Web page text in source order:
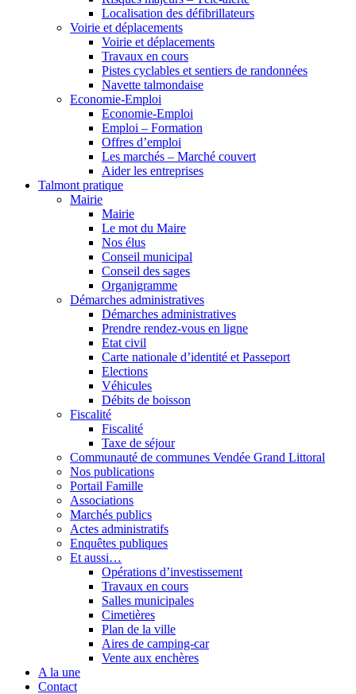
Localisation des défibrillateurs
Voirie et déplacements
Voirie et déplacements
Travaux en cours
Pistes cyclables et sentiers de randonnées
Navette talmondaise
Economie-Emploi
Economie-Emploi
Emploi – Formation
Offres d’emploi
Les marchés – Marché couvert
Aider les entreprises
Talmont pratique
Mairie
Mairie
Le mot du Maire
Nos élus
Conseil municipal
Conseil des sages
Organigramme
Démarches administratives
Démarches administratives
Prendre rendez-vous en ligne
Etat civil
Carte nationale d’identité et Passeport
Elections
Véhicules
Débits de boisson
Fiscalité
Fiscalité
Taxe de séjour
Communauté de communes Vendée Grand Littoral
Nos publications
Portail Famille
Associations
Marchés publics
Actes administratifs
Enquêtes publiques
Et aussi…
Opérations d’investissement
Travaux en cours
Salles municipales
Cimetières
Plan de la ville
Aires de camping-car
Vente aux enchères
A la une
Contact